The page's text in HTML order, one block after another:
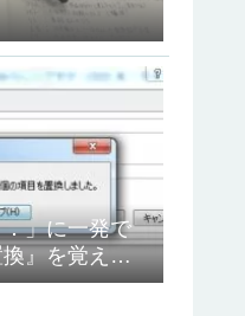
」に一発で
』を覚えよ